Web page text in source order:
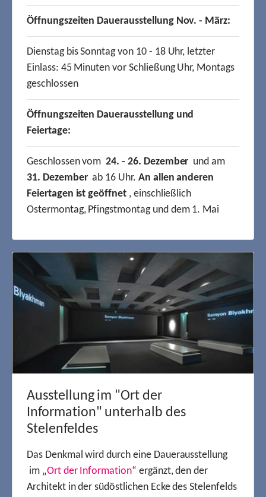
Ausstellung im "Ort der
Information" unterhalb des
Stelenfeldes
Das Denkmal wird durch eine Dauerausstellung
im „Ort der Information“ ergänzt, den der
Architekt in der südöstlichen Ecke des Stelenfelds
Öffnungszeiten Dauerausstellung Nov. - März:
Dienstag bis Sonntag von 10 - 18 Uhr, letzter
Einlass: 45 Minuten vor Schließung Uhr, Montags
geschlossen
Öffnungszeiten Dauerausstellung und
Feiertage:
Geschlossen vom24. - 26. Dezember und am
31. Dezemberab 16 Uhr. An allen anderen
Feiertagen ist geöffnet, einschließlich
Ostermontag, Pfingstmontag und dem 1. Mai